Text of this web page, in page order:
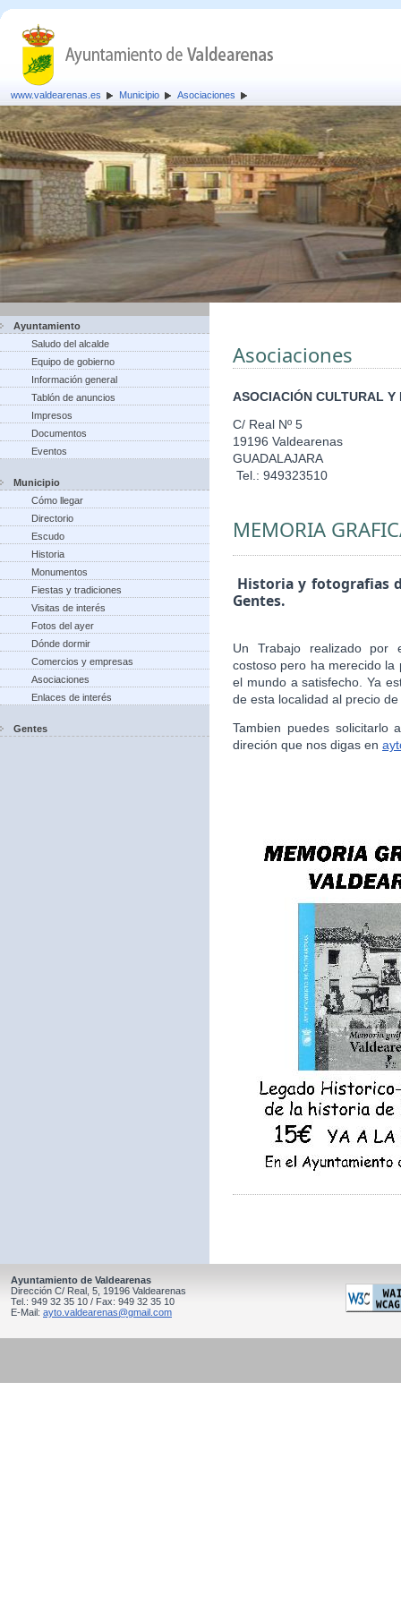
www.valdearenas.es Municipio Asociaciones
Ayuntamiento
Saludo del alcalde
Equipo de gobierno
Información general
Tablón de anuncios
Impresos
Documentos
Eventos
Municipio
Cómo llegar
Directorio
Escudo
Historia
Monumentos
Fiestas y tradiciones
Visitas de interés
Fotos del ayer
Dónde dormir
Comercios y empresas
Asociaciones
Enlaces de interés
Gentes
Asociaciones
ASOCIACIÓN CULTURAL Y
C/ Real Nº 5
19196 Valdearenas
GUADALAJARA
Tel.: 949323510
MEMORIA
Historia y fotografias
Gentes.
Un Trabajo realizado por
costoso pero ha merecido
el mundo a satisfecho. Ya
de esta localidad al precio
Tambien puedes
direción que nos digas en
Ayuntamiento de Valdearenas
Dirección C/ Real, 5, 19196 Valdearenas
Tel.: 949 32 35 10 / Fax: 949 32 35 10
E-Mail: ayto.valdearenas@gmail.com